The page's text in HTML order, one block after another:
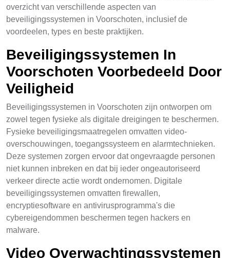
overzicht van verschillende aspecten van
beveiligingssystemen in Voorschoten, inclusief de
voordeelen, types en beste praktijken.
Beveiligingssystemen In
Voorschoten Voorbedeeld Door
Veiligheid
Beveiligingssystemen in Voorschoten zijn ontworpen om
zowel tegen fysieke als digitale dreigingen te beschermen.
Fysieke beveiligingsmaatregelen omvatten video-
overschouwingen, toegangssysteem en alarmtechnieken.
Deze systemen zorgen ervoor dat ongevraagde personen
niet kunnen inbreken en dat bij ieder ongeautoriseerd
verkeer directe actie wordt ondernomen. Digitale
beveiligingssystemen omvatten firewallen,
encryptiesoftware en antivirusprogramma's die
cybereigendommen beschermen tegen hackers en
malware.
Video Overwachtingssystemen